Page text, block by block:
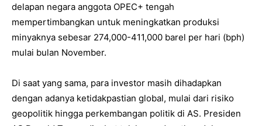
delapan negara anggota OPEC+ tengah
mempertimbangkan untuk meningkatkan produksi
minyaknya sebesar 274,000-411,000 barel per hari (bph)
mulai bulan November.
Di saat yang sama, para investor masih dihadapkan
dengan adanya ketidakpastian global, mulai dari risiko
geopolitik hingga perkembangan politik di AS. Presiden